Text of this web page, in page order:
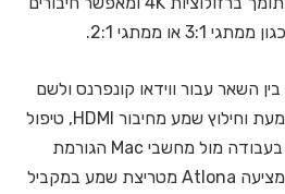
השאר עבור ווידאו קונפרנס ולשם
כך משלבת יכולות כגון הטמעת וחילוץ שמע מחיבור HDMI, טיפול
ב HDCP 1.4 (בעיה נפוצה בעבודה מול מחשבי Mac הגורמת
לאובדן אות ווידאו). בנוסף מציעה Atlona מטריצת שמע במקביל